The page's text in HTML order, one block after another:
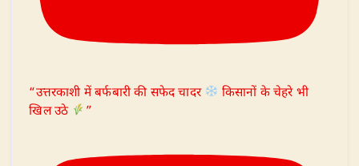
“उत्तरकाशी में बर्फबारी की सफेद चादर
किसानों के चेहरे भी
खिल उठे
”